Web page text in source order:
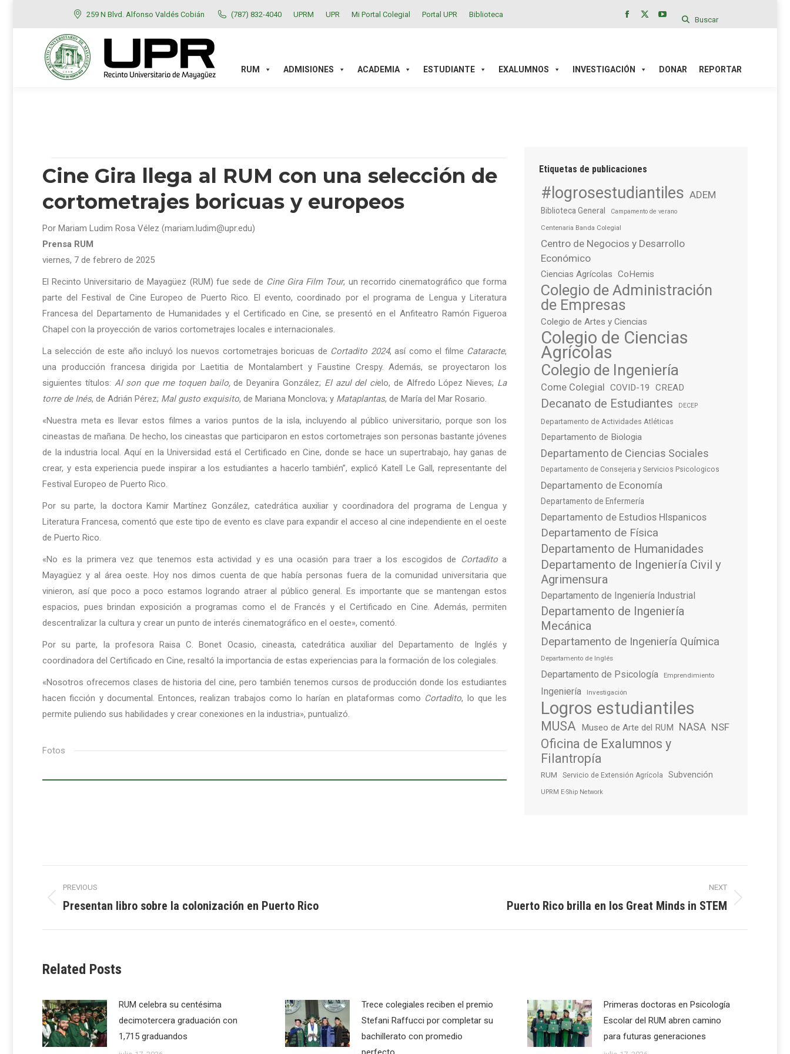
259 N Blvd. Alfonso Valdés Cobián (787) 832-4040 UPRM UPR Mi Portal Colegial Portal UPR Biblioteca
in
in
YouTube
in
Buscar
RUM ADMISIONES ACADEMIA ESTUDIANTE EXALUMNOS INVESTIGACIÓN DONAR REPORTAR
Cine Gira llega al RUM con una selección de
cortometrajes boricuas y europeos
Por Mariam Ludim Rosa Vélez (mariam.ludim@upr.edu)
Prensa RUM
viernes, 7 de febrero de 2025
El Recinto Universitario de Mayagüez (RUM) fue sede de Cine Gira Film Tour, un recorrido cinematográfico que forma
parte del Festival de Cine Europeo de Puerto Rico. El evento, coordinado por el programa de Lengua y Literatura
Francesa del Departamento de Humanidades y el Certificado en Cine, se presentó en el Anfiteatro Ramón Figueroa
Chapel con la proyección de varios cortometrajes locales e internacionales.
La selección de este año incluyó los nuevos cortometrajes boricuas de Cortadito 2024, así como el filme Cataracte,
una producción francesa dirigida por Laetitia de Montalambert y Faustine Crespy. Además, se proyectaron los
siguientes títulos: Al son que me toquen bailo,de Deyanira González; El azul del cielo, de Alfredo López Nieves; La
torre de Inés, de Adrián Pérez; Mal gusto exquisito, de Mariana Monclova; y Mataplantas, de María del Mar Rosario.
«Nuestra meta es llevar estos filmes a varios puntos de la isla, incluyendo al público universitario, porque son los
cineastas de mañana. De hecho, los cineastas que participaron en estos cortometrajes son personas bastante jóvenes
de la industria local. Aquí en la Universidad está el Certificado en Cine, donde se hace un supertrabajo, hay ganas de
crear, y esta experiencia puede inspirar a los estudiantes a hacerlo también”, explicó Katell Le Gall, representante del
Festival Europeo de Puerto Rico.
Por su parte, la doctora Kamir Martínez González, catedrática auxiliar y coordinadora del programa de Lengua y
Literatura Francesa, comentó que este tipo de evento es clave para expandir el acceso al cine independiente en el oeste
de Puerto Rico.
«No es la primera vez que tenemos esta actividad y es una ocasión para traer a los escogidos de Cortaditoa
Mayagüez y al área oeste. Hoy nos dimos cuenta de que había personas fuera de la comunidad universitaria que
vinieron, así que poco a poco estamos logrando atraer al público general. Es importante que se mantengan estos
espacios, pues brindan exposición a programas como el de Francés y el Certificado en Cine. Además, permiten
descentralizar la cultura y crear un punto de interés cinematográfico en el oeste», comentó.
Por su parte, la profesora Raisa C. Bonet Ocasio, cineasta, catedrática auxiliar del Departamento de Inglés y
coordinadora del Certificado en Cine, resaltó la importancia de estas experiencias para la formación de los colegiales.
«Nosotros ofrecemos clases de historia del cine, pero también tenemos cursos de producción donde los estudiantes
hacen ficción y documental. Entonces, realizan trabajos como lo harían en plataformas como Cortadito, lo que les
permite puliendo sus habilidades y crear conexiones en la industria», puntualizó.
Fotos
Etiquetas de publicaciones
#logrosestudiantiles ADEM
Biblioteca General Campamento de verano
Centenaria Banda Colegial
Centro de Negocios y Desarrollo
Económico
Ciencias Agrícolas CoHemis
Colegio de Administración
de Empresas
Colegio de Artes y Ciencias
Colegio de Ciencias
Agrícolas
Colegio de Ingeniería
Come Colegial COVID-19 CREAD
Decanato de Estudiantes DECEP
Departamento de Actividades Atléticas
Departamento de Biologia
Departamento de Ciencias Sociales
Departamento de Consejeria y Servicios Psicologicos
Departamento de Economía
Departamento de Enfermería
Departamento de Estudios HIspanicos
Departamento de Física
Departamento de Humanidades
Departamento de Ingeniería Civil y
Agrimensura
Departamento de Ingeniería Industrial
Departamento de Ingeniería
Mecánica
Departamento de Ingeniería Química
Departamento de Inglés
Departamento de Psicología Emprendimiento
Ingeniería Investigación
Logros estudiantiles
MUSA Museo de Arte del RUM NASA NSF
Oficina de Exalumnos y
Filantropía
RUM Servicio de Extensión Agrícola Subvención
UPRM E-Ship Network
Post
navigation
PREVIOUS
Previous
Presentan libro sobre la colonización en Puerto Rico
NEXT
Puerto Rico brilla en los Great Minds in STEM
Related Posts
RUM celebra su centésima
decimotercera graduación con
1,715 graduandos
Trece colegiales reciben el premio
Stefani Raffucci por completar su
bachillerato con promedio
Primeras doctoras en Psicología
Escolar del RUM abren camino
para futuras generaciones
RUM ADMISIONES